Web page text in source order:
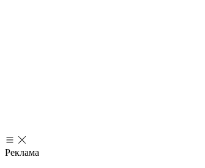
Реклама